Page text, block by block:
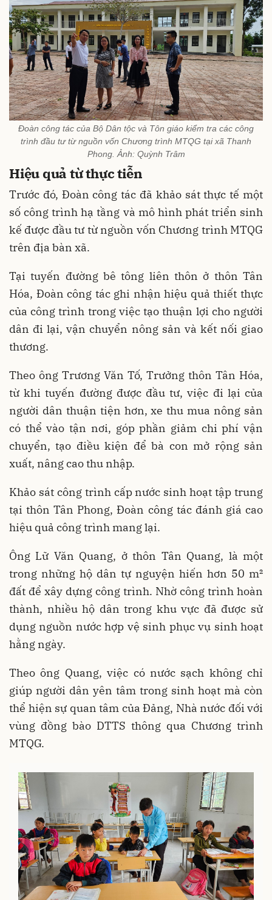
Đoàn công tác của Bộ Dân tộc và Tôn giáo kiểm tra các công
trình đầu tư từ nguồn vốn Chương trình MTQG tại xã Thanh
Phong. Ảnh: Quỳnh Trâm
Hiệu quả từ thực tiễn
Trước đó, Đoàn công tác đã khảo sát thực tế một
số công trình hạ tầng và mô hình phát triển sinh
kế được đầu tư từ nguồn vốn Chương trình MTQG
trên địa bàn xã.
Tại tuyến đường bê tông liên thôn ở thôn Tân
Hóa, Đoàn công tác ghi nhận hiệu quả thiết thực
của công trình trong việc tạo thuận lợi cho người
dân đi lại, vận chuyển nông sản và kết nối giao
thương.
Theo ông Trương Văn Tố, Trưởng thôn Tân Hóa,
từ khi tuyến đường được đầu tư, việc đi lại của
người dân thuận tiện hơn, xe thu mua nông sản
có thể vào tận nơi, góp phần giảm chi phí vận
chuyển, tạo điều kiện để bà con mở rộng sản
xuất, nâng cao thu nhập.
Khảo sát công trình cấp nước sinh hoạt tập trung
tại thôn Tân Phong, Đoàn công tác đánh giá cao
hiệu quả công trình mang lại.
Ông Lữ Văn Quang, ở thôn Tân Quang, là một
trong những hộ dân tự nguyện hiến hơn 50 m²
đất để xây dựng công trình. Nhờ công trình hoàn
thành, nhiều hộ dân trong khu vực đã được sử
dụng nguồn nước hợp vệ sinh phục vụ sinh hoạt
hằng ngày.
Theo ông Quang, việc có nước sạch không chỉ
giúp người dân yên tâm trong sinh hoạt mà còn
thể hiện sự quan tâm của Đảng, Nhà nước đối với
vùng đồng bào DTTS thông qua Chương trình
MTQG.